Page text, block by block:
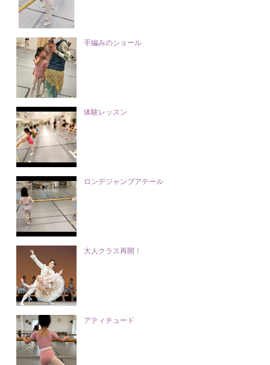
手編みのショール
体験レッスン
ロンデジャンブアテール
大人クラス再開！
アティチュード